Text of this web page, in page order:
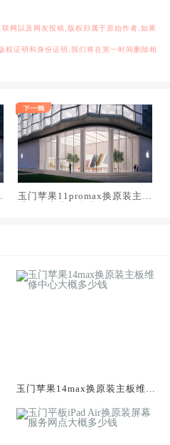
网以及网友投稿,版权归属于原始作者,如果
权证明和身份证明,我们将在第一时间删除相
玉门苹果11promax换原装主板
玉门苹果14max换原装主板维修